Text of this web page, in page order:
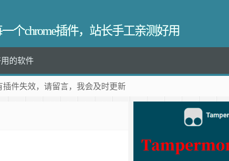
个chrome插件，站长手工亲测好用
的软件
件失效，请留言，我会及时更新